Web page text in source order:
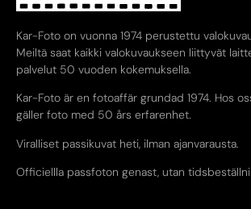
Kar-Foto on vuonna 1974 perustettu
Meiltä saat kaikki valokuvaukseen liittyvät
palvelut 50 vuoden kokemuksella.
Kar-Foto är en fotoaffär grundad 1974. Hos
gäller foto med 50 års erfarenhet.
Viralliset passikuvat heti, ilman ajanvarausta.
Officiellla passfoton genast, utan